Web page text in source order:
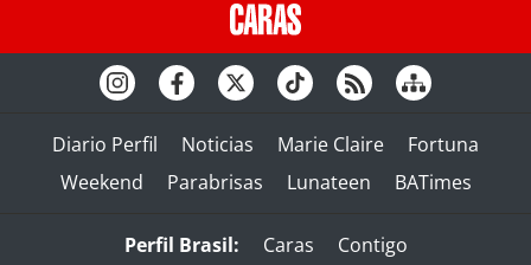
Diario Perfil Noticias Marie Claire
Fortuna
Weekend
Parabrisas Lunateen BATimes
Perfil Brasil: Caras
Contigo